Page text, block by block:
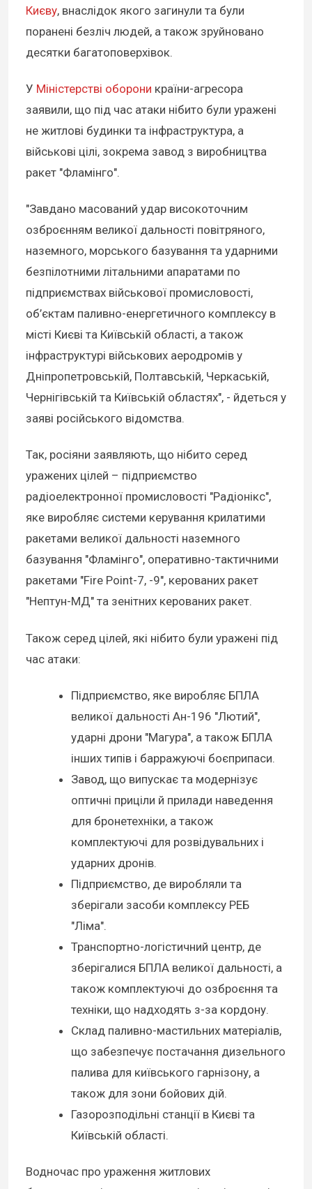
Києву, внаслідок якого загинули та були
поранені безліч людей, а також зруйновано
десятки багатоповерхівок.
У Міністерстві оборони країни-агресора
заявили, що під час атаки нібито були уражені
не житлові будинки та інфраструктура, а
військові цілі, зокрема завод з виробництва
ракет "Фламінго".
"Завдано масований удар високоточним
озброєнням великої дальності повітряного,
наземного, морського базування та ударними
безпілотними літальними апаратами по
підприємствах військової промисловості,
об’єктам паливно-енергетичного комплексу в
місті Києві та Київській області, а також
інфраструктурі військових аеродромів у
Дніпропетровській, Полтавській, Черкаській,
Чернігівській та Київській областях", - йдеться у
заяві російського відомства.
Так, росіяни заявляють, що нібито серед
уражених цілей – підприємство
радіоелектронної промисловості "Радіонікс",
яке виробляє системи керування крилатими
ракетами великої дальності наземного
базування "Фламінго", оперативно-тактичними
ракетами "Fire Point-7, -9", керованих ракет
"Нептун-МД" та зенітних керованих ракет.
Також серед цілей, які нібито були уражені під
час атаки:
Підприємство, яке виробляє БПЛА
великої дальності Ан-196 "Лютий",
ударні дрони "Магура", а також БПЛА
інших типів і барражуючі боєприпаси.
Завод, що випускає та модернізує
оптичні приціли й прилади наведення
для бронетехніки, а також
комплектуючі для розвідувальних і
ударних дронів.
Підприємство, де виробляли та
зберігали засоби комплексу РЕБ
"Ліма".
Транспортно-логістичний центр, де
зберігалися БПЛА великої дальності, а
також комплектуючі до озброєння та
техніки, що надходять з-за кордону.
Склад паливно-мастильних матеріалів,
що забезпечує постачання дизельного
палива для київського гарнізону, а
також для зони бойових дій.
Газорозподільні станції в Києві та
Київській області.
Водночас про ураження житлових